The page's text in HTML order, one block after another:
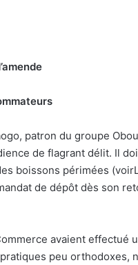
patron du groupe
de flagrant délit. Il
boissons périmées
de dépôt dès son
avaient effectué
peu orthodoxes,